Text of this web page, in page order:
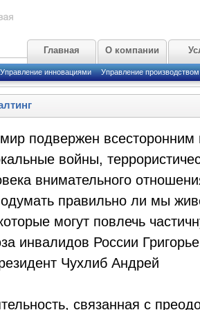
Главная О компании
Управление инновациями Управление производством
подвержен
войны,
внимательного
правильно ли мы
могут повлечь
инвалидов России
Чухлиб Андрей
связанная с